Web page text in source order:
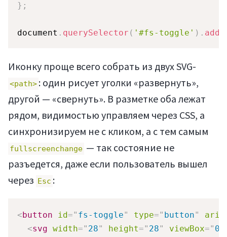
Регистрация
} ;
document . querySelector ( '#fs-toggle' ) .
Иконку проще всего собрать из двух SVG-
<path> : один рисует уголки «развернуть»,
другой — «свернуть». В разметке оба лежат
рядом, видимостью управляем через CSS, а
синхронизируем не с кликом, а с тем самым
fullscreenchange — так состояние не
разъедется, даже если пользователь вышел
через Esc :
<button id=" fs-toggle" type=" button"
<svg width=" 28" height=" 28" viewBox=" 0